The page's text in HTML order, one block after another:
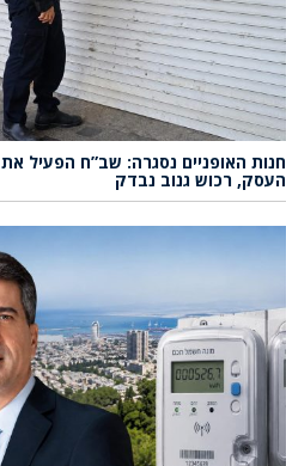
חנות האופניים נסגרה: שב”ח הפעיל את
העסק, רכוש גנוב נבדק